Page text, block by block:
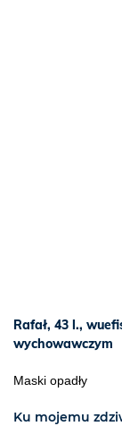
Rafał, 43 l.,
wychowawczym
Maski opadły
Ku mojemu